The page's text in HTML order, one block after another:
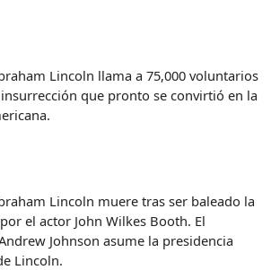
Lincoln llama a 75,000 voluntarios
que pronto se convirtió en la
Lincoln muere tras ser baleado la
el actor John Wilkes Booth. El
Johnson asume la presidencia
Lincoln.